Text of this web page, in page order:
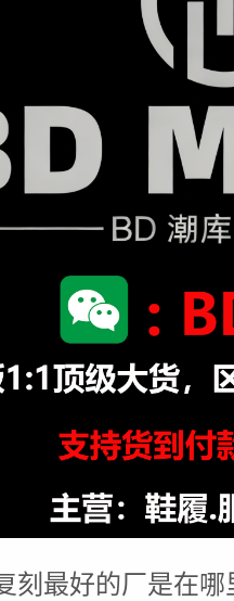
刻最好的厂是在哪